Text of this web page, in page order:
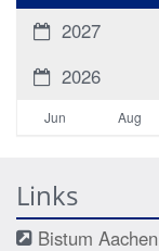
2027
2026
Jun Aug
Links
Bistum Aachen